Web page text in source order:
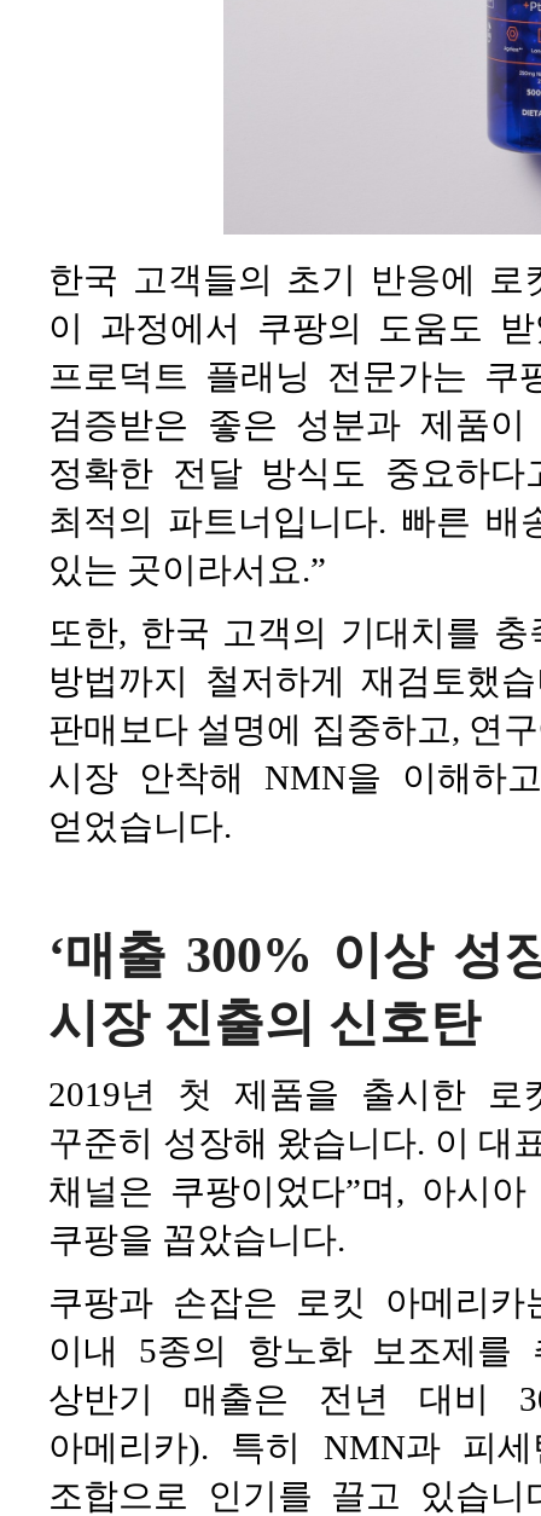
한국 고객들의 초기 반응에 로
이 과정에서 쿠팡의 도움도
프로덕트 플래닝 전문가는 쿠
검증받은 좋은 성분과 제품
정확한 전달 방식도 중요하
최적의 파트너입니다. 빠른
있는 곳이라서요.”
또한, 한국 고객의 기대치를
방법까지 철저하게 재검토했
판매보다 설명에 집중하고, 연
시장 안착해 NMN을 이해하
얻었습니다.
‘매출 300% 이상 성
시장 진출의 신호탄
2019년 첫 제품을 출시한 로
꾸준히 성장해 왔습니다. 이 대
채널은 쿠팡이었다”며, 아시
쿠팡을 꼽았습니다.
쿠팡과 손잡은 로킷 아메리
이내 5종의 항노화 보조제를
상반기 매출은 전년 대비
아메리카). 특히 NMN과 피
조합으로 인기를 끌고 있습